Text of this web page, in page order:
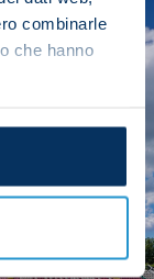
combinarle
che hanno